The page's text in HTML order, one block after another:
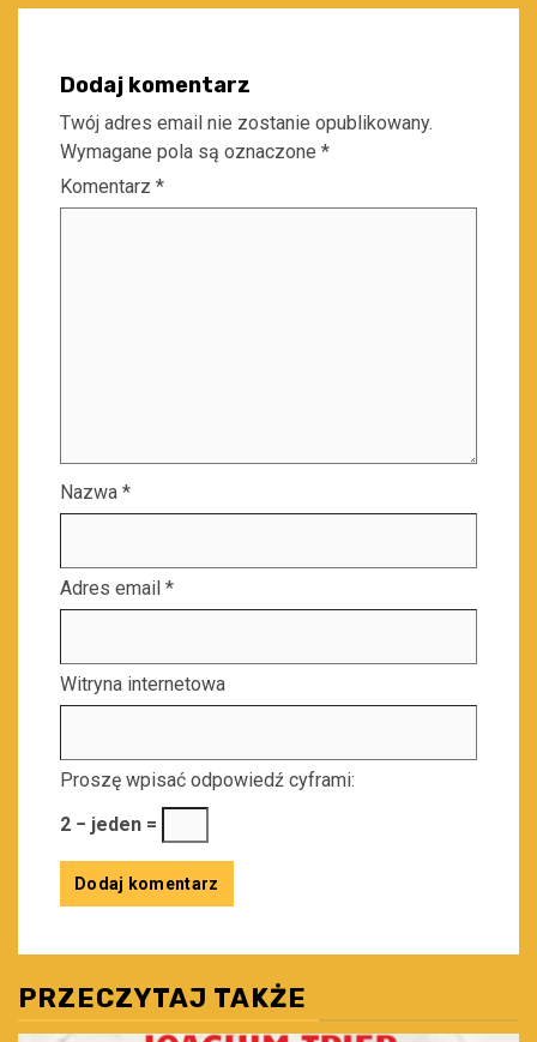
Dodaj komentarz
Twój adres email nie zostanie opublikowany.
Wymagane pola są oznaczone *
Komentarz *
Nazwa *
Adres email *
Witryna internetowa
Proszę wpisać odpowiedź cyframi:
2 − jeden =
PRZECZYTAJ TAKŻE